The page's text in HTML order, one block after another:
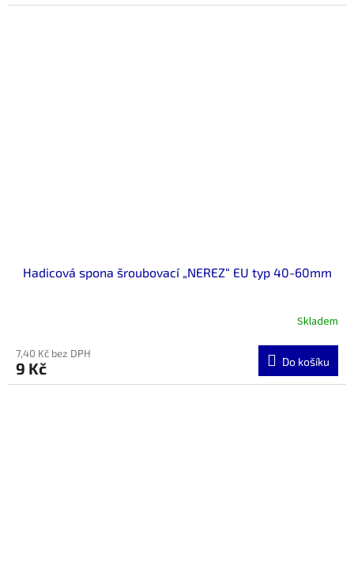
Hadicová spona šroubovací „NEREZ“ EU typ 40-60mm
Skladem
7,40 Kč bez DPH
9 Kč Do košíku